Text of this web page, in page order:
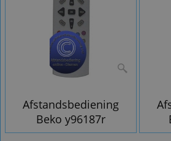
Afstandsbediening
Beko y96187r